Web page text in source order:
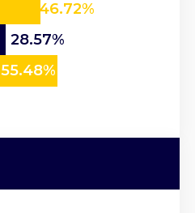
46.72%
28.57%
55.48%